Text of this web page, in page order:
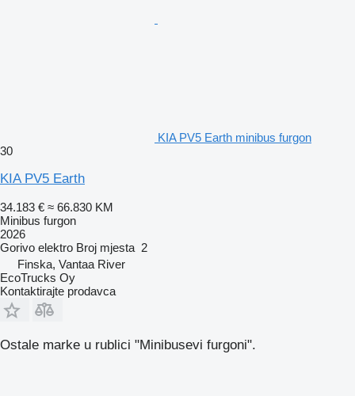
KIA PV5 Earth minibus furgon
30
KIA PV5 Earth
34.183 € ≈ 66.830 KM
Minibus furgon
2026
Gorivo elektro Broj mjesta 2
Finska, Vantaa River
EcoTrucks Oy
Kontaktirajte prodavca
Ostale marke u rublici "Minibusevi furgoni".